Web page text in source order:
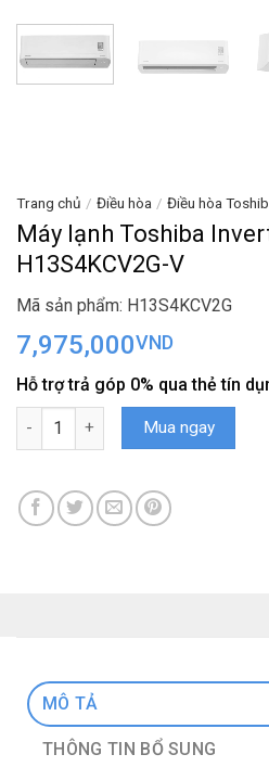
Trang chủ / Điều hòa / Điều hòa
Máy lạnh Toshiba
H13S4KCV2G-V
Mã sản phẩm: H13S4KCV2G
7,975,000VND
Hỗ trợ trả góp 0% qua thẻ tín
Máy lạnh Toshiba Inverter 1.5 HP
Mua ngay
MÔ TẢ
THÔNG TIN BỔ SUNG